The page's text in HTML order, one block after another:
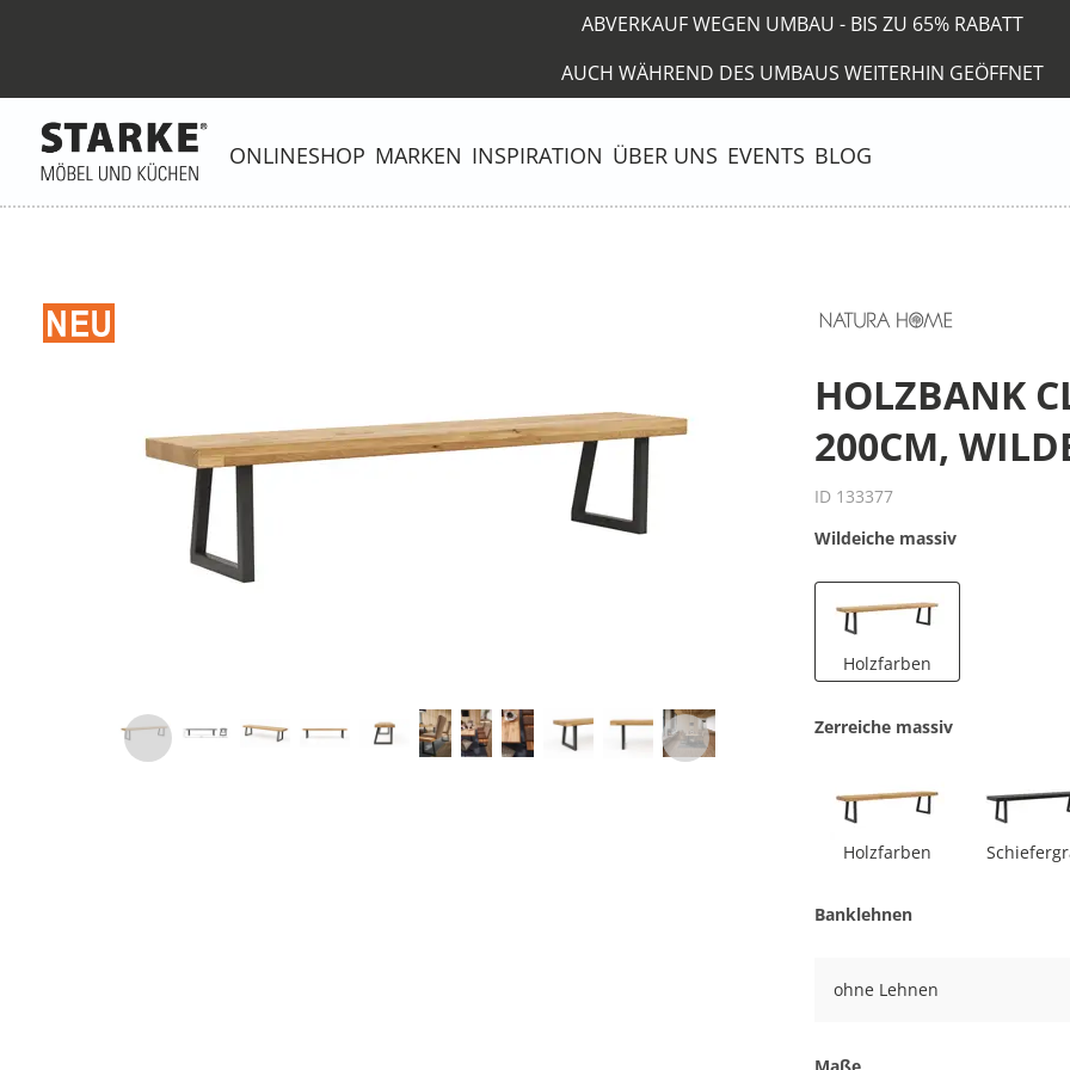
ABVERKAUF WEGEN UMBAU - BIS ZU 65% RABATT
AUCH WÄHREND DES UMBAUS WEITERHIN GEÖFFNET
ONLINESHOP MARKEN INSPIRATION ÜBER UNS EVENTS BLOG
HOLZBANK
200CM,
ID 133377
Wildeiche massiv
Holzfarben
Zerreiche massiv
Holzfarben
Banklehnen
ohne Lehnen